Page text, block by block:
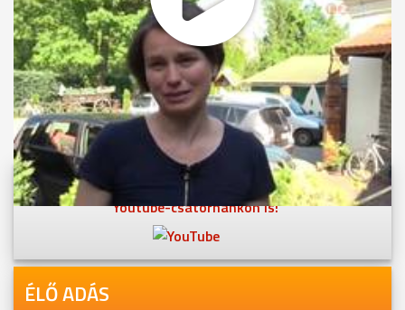
MEGOSZTÁS
Videóink megtekinthetőek
Youtube-csatornánkon is!
ÉLŐ ADÁS